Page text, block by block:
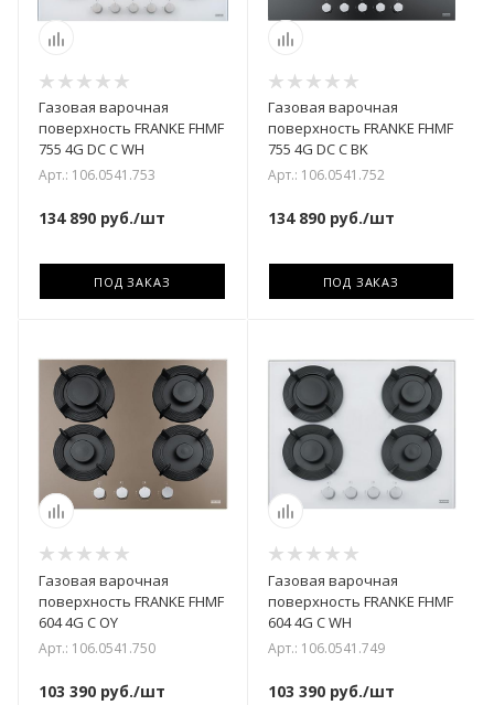
Газовая варочная
поверхность FRANKE FHMF
755 4G DC C WH
Арт.: 106.0541.753
134 890 руб./шт
ПОД ЗАКАЗ
Газовая варочная
поверхность FRANKE FHMF
755 4G DC C BK
Арт.: 106.0541.752
134 890руб./шт
ПОД ЗАКАЗ
Газовая варочная
поверхность FRANKE FHMF
604 4G C OY
Арт.: 106.0541.750
103 390 руб./шт
Газовая варочная
поверхность FRANKE FHMF
604 4G C WH
Арт.: 106.0541.749
103 390руб./шт